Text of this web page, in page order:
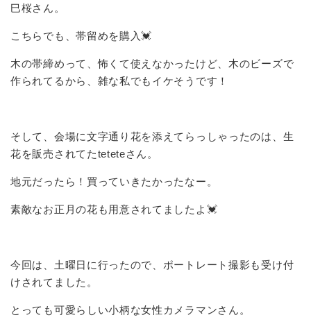
巳桜さん。
こちらでも、帯留めを購入💓
木の帯締めって、怖くて使えなかったけど、木のビーズで
作られてるから、雑な私でもイケそうです！
そして、会場に文字通り花を添えてらっしゃったのは、生
花を販売されてたteteteさん。
地元だったら！買っていきたかったなー。
素敵なお正月の花も用意されてましたよ💓
今回は、土曜日に行ったので、ポートレート撮影も受け付
けされてました。
とっても可愛らしい小柄な女性カメラマンさん。